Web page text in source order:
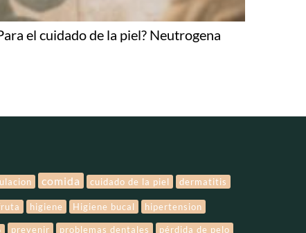
el cuidado de la piel? Neutrogena
comida cuidado de la piel dermatitis
higiene Higiene bucal hipertension
prevenir problemas dentales pérdida de pelo